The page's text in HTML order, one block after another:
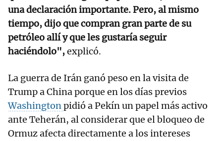
una declaración importante. Pero, al mismo
tiempo, dijo que compran gran parte de su
petróleo allí y que les gustaría seguir
haciéndolo",explicó.
La guerra de Irán ganó peso en la visita de
Trump a China porque en los días previos
Washingtonpidió a Pekín un papel más activo
ante Teherán, al considerar que el bloqueo de
Ormuz afecta directamente a los intereses